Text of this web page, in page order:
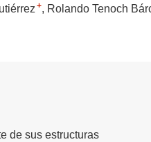
+ Rolando Tenoch
de sus estructuras